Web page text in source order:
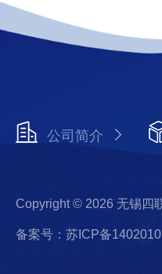
公司简介
Copyright © 2026 无锡四
备案号：苏ICP备